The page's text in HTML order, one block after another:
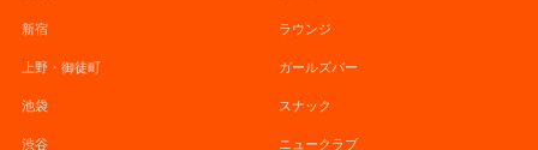
新宿
上野・御徒町
池袋
渋谷
ラウンジ
ガールズバー
スナック
ニュークラブ